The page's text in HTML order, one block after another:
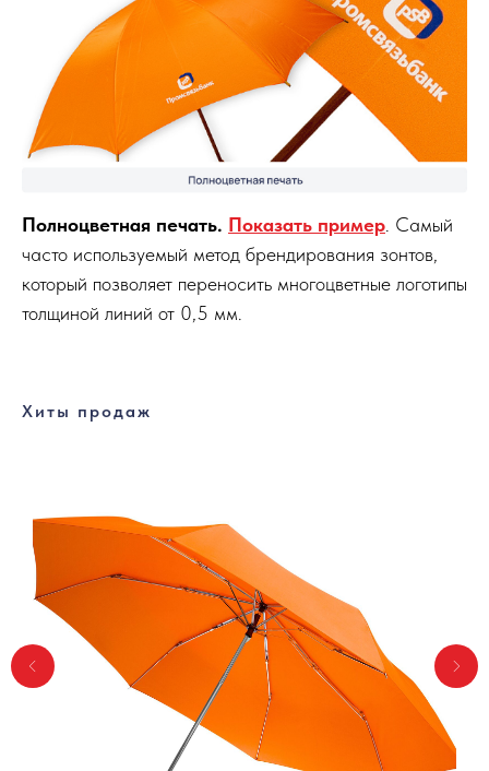
Полноцветная печать. Показать пример. Самый
часто используемый метод брендирования зонтов,
который позволяет переносить многоцветные логотипы
толщиной линий от 0,5 мм.
Хиты продаж